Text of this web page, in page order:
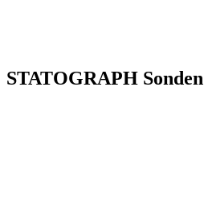
STATOGRAPH Sonden